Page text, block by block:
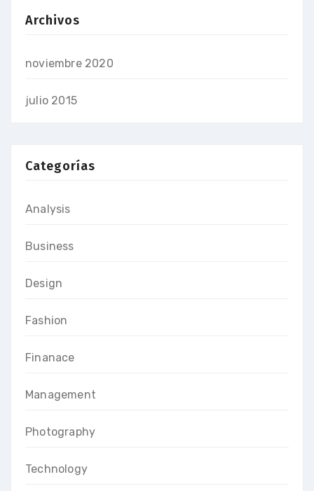
Archivos
noviembre 2020
julio 2015
Categorías
Analysis
Business
Design
Fashion
Finanace
Management
Photography
Technology